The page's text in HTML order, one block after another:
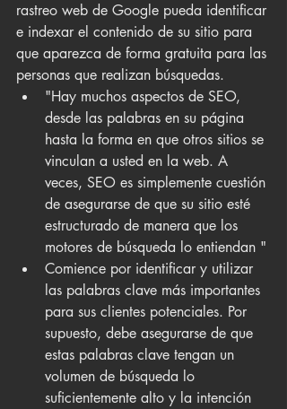
rastreo web de Google pueda identificar
e indexar el contenido de su sitio para
que aparezca de forma gratuita para las
personas que realizan búsquedas.
"Hay muchos aspectos de SEO,
desde las palabras en su página
hasta la forma en que otros sitios se
vinculan a usted en la web. A
veces, SEO es simplemente cuestión
de asegurarse de que su sitio esté
estructurado de manera que los
motores de búsqueda lo entiendan "
Comience por identificar y utilizar
las palabras clave más importantes
para sus clientes potenciales. Por
supuesto, debe asegurarse de que
estas palabras clave tengan un
volumen de búsqueda lo
suficientemente alto y la intención